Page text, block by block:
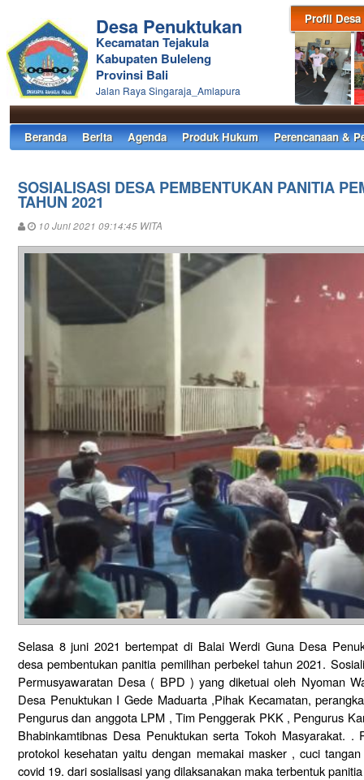
Profil Desa
Desa Penuktukan
Kecamatan Tejakula
Kabupaten Buleleng
Provinsi Bali
Jalan Raya Singaraja_Amlapura
Beranda Berita Agenda Produk Hukum Perencanaan &
SOSIALISASI DESA PEMBENTUKAN PANITIA
TAHUN 2021
10 Juni 2021 09:14:45 WITA
Selasa 8 juni 2021 bertempat di Balai Werdi Guna Desa
desa pembentukan panitia pemilihan perbekel tahun 2021.
Permusyawaratan Desa ( BPD ) yang diketuai oleh Nyoman
Desa Penuktukan I Gede Maduarta ,Pihak Kecamatan,
Pengurus dan anggota LPM , Tim Penggerak PKK , Pengurus
Bhabinkamtibnas Desa Penuktukan serta Tokoh Masyarakat. .
protokol kesehatan yaitu dengan memakai masker , cuci
covid 19. dari sosialisasi yang dilaksanakan maka terbentuk